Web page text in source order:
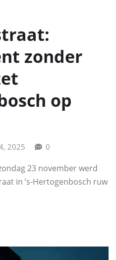
zonder
op
2025 0
23 november werd
in ’s‑Hertogenbosch ruw